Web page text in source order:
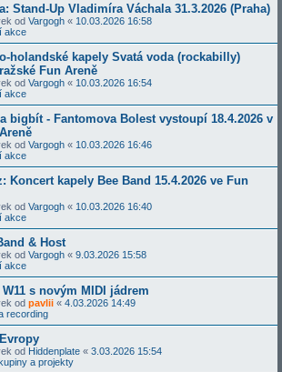
Stand-Up Vladimíra Váchala 31.3.2026 (Praha)
od Vargogh « 10.03.2026 16:58
akce
holandské kapely Svatá voda (rockabilly)
Fun Areně
od Vargogh « 10.03.2026 16:54
akce
bigbít - Fantomova Bolest vystoupí 18.4.2026 v
od Vargogh « 10.03.2026 16:46
akce
Koncert kapely Bee Band 15.4.2026 ve Fun
od Vargogh « 10.03.2026 16:40
akce
& Host
od Vargogh « 9.03.2026 15:58
akce
s novým MIDI jádrem
od pavlii « 4.03.2026 14:49
recording
od Hiddenplate « 3.03.2026 15:54
a projekty